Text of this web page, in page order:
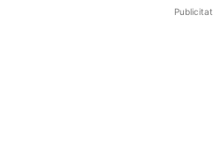
Publicitat